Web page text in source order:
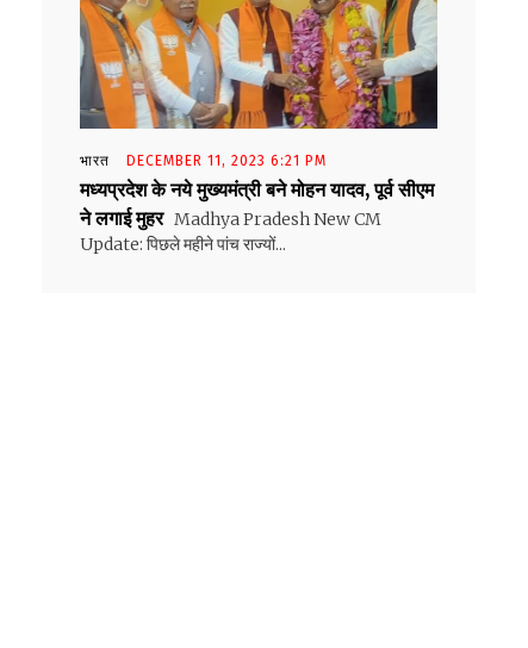
भारत DECEMBER 11, 2023 6:21 PM
मध्यप्रदेश के नये मुख्यमंत्री बने मोहन यादव, पूर्व सीएम
ने लगाई मुहर Madhya Pradesh New CM
Update: पिछले महीने पांच राज्यों...